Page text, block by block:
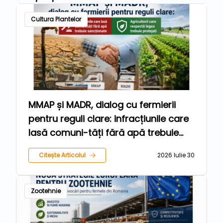
Cultura Plantelor
MMAP și MADR, dialog cu fermierii
pentru reguli clare: infracțiunile care
lasă comuni-tăți fără apă trebuie
sancționate, iar agricultorii care
respectă legea trebuie protejați
Citește Articolul 2026 Iulie 30
Zootehnie